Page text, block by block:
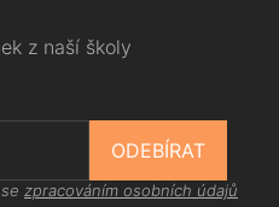
z naší školy
ODEBÍRAT
zpracováním osobních údajů